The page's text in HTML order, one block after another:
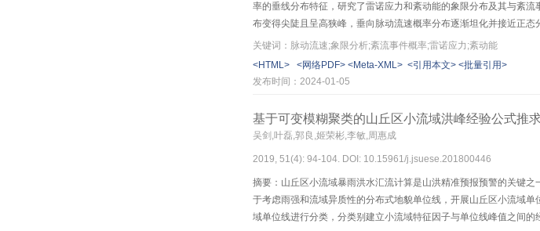
率的垂线分布特征，研究了雷诺应力和紊动能的象限分布及其与紊
布变得尖陡且呈高狭峰，垂向脉动流速概率分布逐渐坦化并接近正
不会改变第2、4象限紊流事件的主导地位，但会改变其概率分布特
对第2象限紊流事件概率的影响范围大于第4象限，加糙后第2象限
糙床面明渠紊流，第2、4象限的雷诺应力及紊动能总体大于第1、3
关键词：脉动流速;象限分析;紊流事件概率;雷诺应力;紊动能
<HTML>
<网络PDF> <Meta-XML> <引用本文> <批量引用>
发布时间：2024-01-05
基于可变模糊聚类的山丘区小流域洪峰经验公式推
吴剑,叶磊,郭良,姬荣彬,李敏,周惠成
2019, 51(4): 94-104. DOI: 10.15961/j.jsuese.201800446
摘要：山丘区小流域暴雨洪水汇流计算是山洪精准预报预警的关键
于考虑雨强和流域异质性的分布式地貌单位线，开展山丘区小流域
域单位线进行分类，分类别建立小流域特征因子与单位线峰值之间